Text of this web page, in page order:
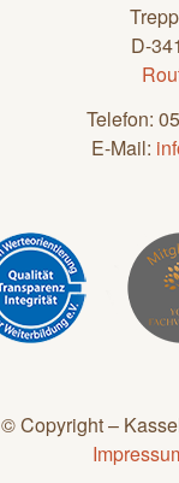
D-
Telefon:
E-Mail:
© Copyright –